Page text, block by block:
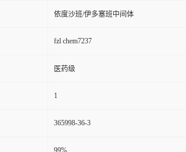
依度沙班/伊多塞班中间体
fzl chem7237
医药级
1
365998-36-3
99%